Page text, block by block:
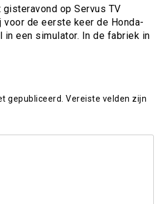
op Servus TV
voor de eerste keer de Honda-
in een simulator. In de fabriek in
gepubliceerd. Vereiste velden zijn